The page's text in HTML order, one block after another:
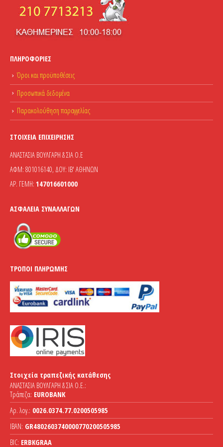
ΠΛΗΡΟΦΟΡΊΕΣ
Όροι και προϋποθέσεις
Προσωπικά δεδομένα
Παρακολούθηση παραγγελίας
ΣΤΟΙΧΕΊΑ ΕΠΙΧΕΊΡΗΣΗΣ
ΑΝΑΣΤΑΣΙΑ ΒΟΥΛΓΑΡΗ & ΣΙΑ Ο.Ε
ΑΦΜ: 801016140, ΔΟΥ: ΙΒ' ΑΘΗΝΩΝ
ΑΡ. ΓΕΜΗ: 147016601000
ΑΣΦΆΛΕΙΑ ΣΥΝΑΛΛΑΓΏΝ
ΤΡΌΠΟΙ ΠΛΗΡΩΜΉΣ
Στοιχεία τραπεζικής κατάθεσης
ΑΝΑΣΤΑΣΙΑ ΒΟΥΛΓΑΡΗ & ΣΙΑ Ο.Ε.:
Τράπεζα: EUROBANK
Αρ. λογ.: 0026.0374.77.0200505985
IBAN: GR4802603740000770200505985
BIC: ERBKGRAA